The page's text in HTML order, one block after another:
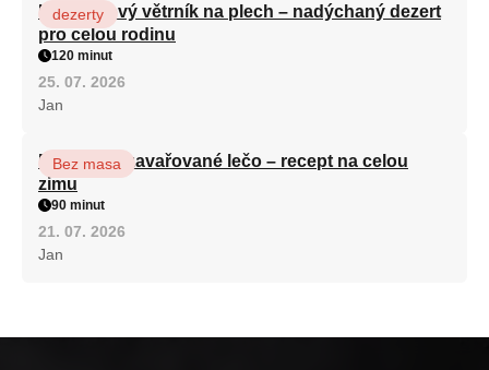
Karamelový větrník na plech – nadýchaný dezert
pro celou rodinu
dezerty
120 minut
25. 07. 2026
Jan
Babiččino zavařované lečo – recept na celou
zimu
Bez masa
90 minut
21. 07. 2026
Jan